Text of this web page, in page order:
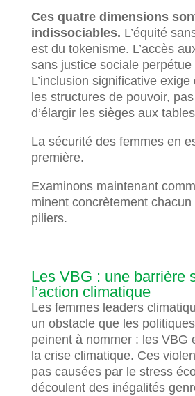
Ces quatre dimensions
indissociables. L’équité
est du tokenisme. L’accès
sans justice sociale perpétue
L’inclusion significative
les structures de pouvoir,
d’élargir les sièges aux
La sécurité des femmes en
première.
Examinons maintenant
minent concrètement
piliers.
Les VBG : une barrière
l’action climatique
Les femmes leaders
un obstacle que les
peinent à nommer : les VBG
la crise climatique. Ces
pas causées par le stress
découlent des inégalités